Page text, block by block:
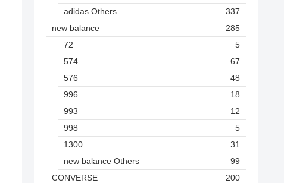
adidas Others
337
new balance
285
72
5
574
67
576
48
996
18
993
12
998
5
1300
31
new balance Others
99
CONVERSE
200